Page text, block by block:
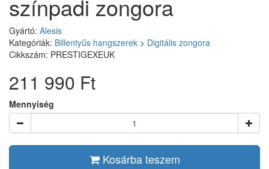
színpadi zongora
Gyártó: Alesis
Kategóriák: Billentyűs hangszerek > Digitális zongora
Cikkszám: PRESTIGEXEUK
211 990 Ft
Mennyiség
Kosárba teszem